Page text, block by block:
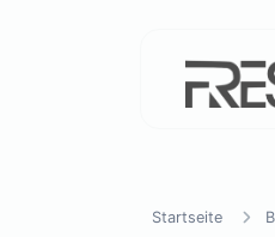
Startseite